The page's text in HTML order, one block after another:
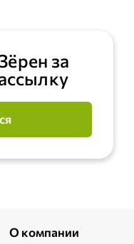
за
О компании